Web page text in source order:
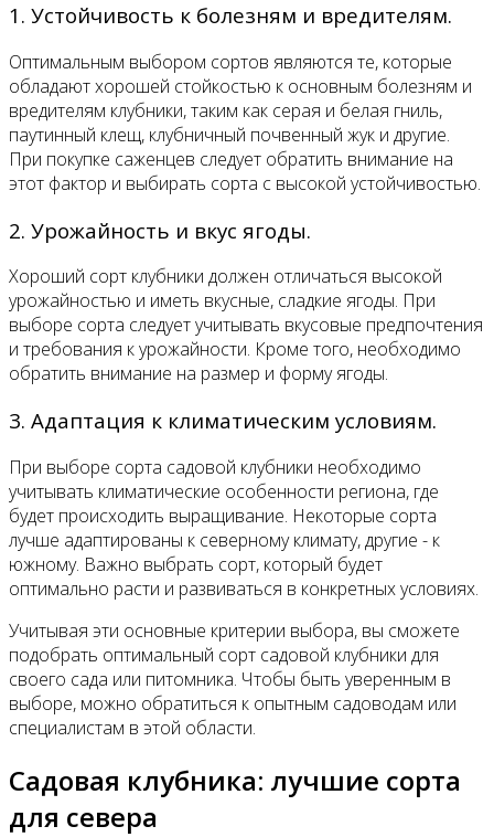
1. Устойчивость к болезням и вредителям.
Оптимальным выбором сортов являются те, которые
обладают хорошей стойкостью к основным болезням и
вредителям клубники, таким как серая и белая гниль,
паутинный клещ, клубничный почвенный жук и другие.
При покупке саженцев следует обратить внимание на
этот фактор и выбирать сорта с высокой устойчивостью.
2. Урожайность и вкус ягоды.
Хороший сорт клубники должен отличаться высокой
урожайностью и иметь вкусные, сладкие ягоды. При
выборе сорта следует учитывать вкусовые предпочтения
и требования к урожайности. Кроме того, необходимо
обратить внимание на размер и форму ягоды.
3. Адаптация к климатическим условиям.
При выборе сорта садовой клубники необходимо
учитывать климатические особенности региона, где
будет происходить выращивание. Некоторые сорта
лучше адаптированы к северному климату, другие - к
южному. Важно выбрать сорт, который будет
оптимально расти и развиваться в конкретных условиях.
Учитывая эти основные критерии выбора, вы сможете
подобрать оптимальный сорт садовой клубники для
своего сада или питомника. Чтобы быть уверенным в
выборе, можно обратиться к опытным садоводам или
специалистам в этой области.
Садовая клубника: лучшие сорта
для севера